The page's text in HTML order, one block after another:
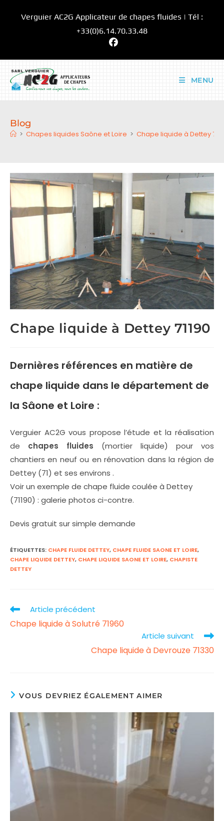
Verguier AC2G Applicateur de chapes fluides | Tél :
+33(0)6.14.70.33.48
MENU
Blog
> Chapes liquides Saône et Loire > Chape liquide à Dettey
Chape liquide à Dettey 71190
Dernières références en matière de
chape liquide dans le département de
la Sâone et Loire :
Verguier AC2G vous propose l’étude et la réalisation
de chapes fluides (mortier liquide) pour vos
chantiers en neuf ou en rénovation dans la région de
Dettey (71) et ses environs .
Voir un exemple de chape fluide coulée à Dettey
(71190) : galerie photos ci-contre.
Devis gratuit sur simple demande
ÉTIQUETTES: CHAPE FLUIDE DETTEY, CHAPE FLUIDE SAONE ET LOIRE,
CHAPE LIQUIDE DETTEY, CHAPE LIQUIDE SAONE ET LOIRE, CHAPISTE
DETTEY
Read
more
Article précédent
Chape liquide à Solutré 71960
Article suivant
Chape liquide à Devrouze 71330
VOUS DEVRIEZ ÉGALEMENT AIMER